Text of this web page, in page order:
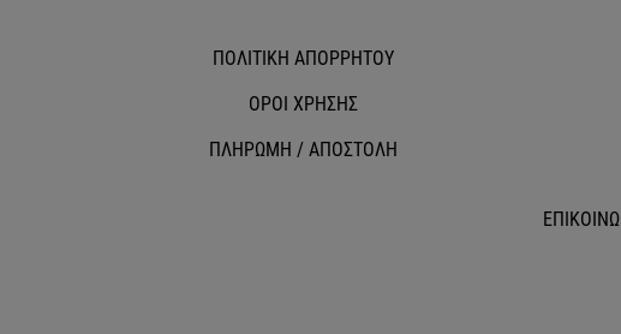
ΠΟΛΙΤΙΚΗ ΑΠΟΡΡΗΤΟΥ
ΟΡΟΙ ΧΡΗΣΗΣ
ΠΛΗΡΩΜΗ / ΑΠΟΣΤΟΛΗ